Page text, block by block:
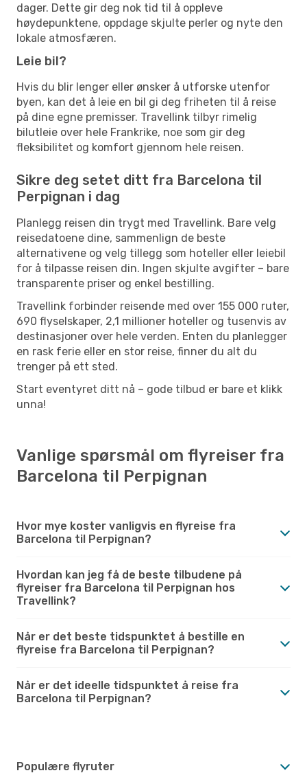
dager. Dette gir deg nok tid til å oppleve
høydepunktene, oppdage skjulte perler og nyte den
lokale atmosfæren.
Leie bil?
Hvis du blir lenger eller ønsker å utforske utenfor
byen, kan det å leie en bil gi deg friheten til å reise
på dine egne premisser. Travellink tilbyr rimelig
bilutleie over hele Frankrike, noe som gir deg
fleksibilitet og komfort gjennom hele reisen.
Sikre deg setet ditt fra Barcelona til
Perpignan i dag
Planlegg reisen din trygt med Travellink. Bare velg
reisedatoene dine, sammenlign de beste
alternativene og velg tillegg som hoteller eller leiebil
for å tilpasse reisen din. Ingen skjulte avgifter – bare
transparente priser og enkel bestilling.
Travellink forbinder reisende med over 155 000 ruter,
690 flyselskaper, 2,1 millioner hoteller og tusenvis av
destinasjoner over hele verden. Enten du planlegger
en rask ferie eller en stor reise, finner du alt du
trenger på ett sted.
Start eventyret ditt nå – gode tilbud er bare et klikk
unna!
Vanlige spørsmål om flyreiser fra
Barcelona til Perpignan
Hvor mye koster vanligvis en flyreise fra
Barcelona til Perpignan?
Hvordan kan jeg få de beste tilbudene på
flyreiser fra Barcelona til Perpignan hos
Travellink?
Når er det beste tidspunktet å bestille en
flyreise fra Barcelona til Perpignan?
Når er det ideelle tidspunktet å reise fra
Barcelona til Perpignan?
Populære flyruter